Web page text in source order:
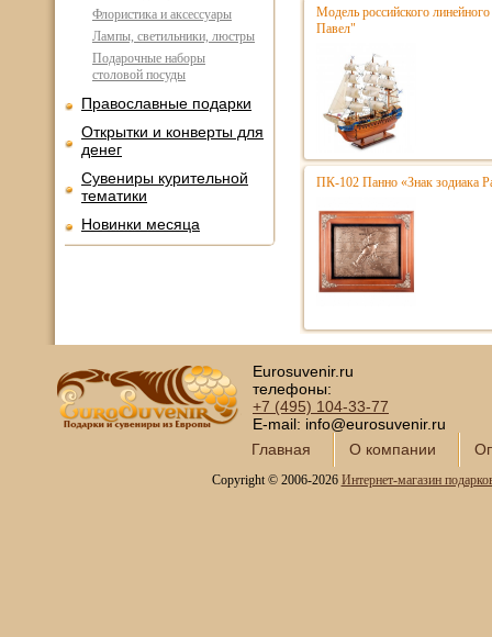
Флористика и аксессуары
Лампы, светильники, люстры
Подарочные наборы
столовой посуды
Православные подарки
Открытки и конверты для
денег
Сувениры курительной
тематики
Новинки месяца
Модель российского
Павел"
ПК-102 Панно «Знак зодиака
Eurosuvenir.ru
телефоны:
+7 (495) 104-33-77
E-mail: info@eurosuvenir.ru
Главная
О компании
Copyright © 2006-2026 Интернет-магазин